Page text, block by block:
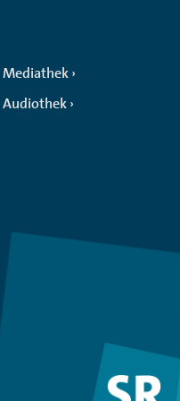
Mediathek
Audiothek